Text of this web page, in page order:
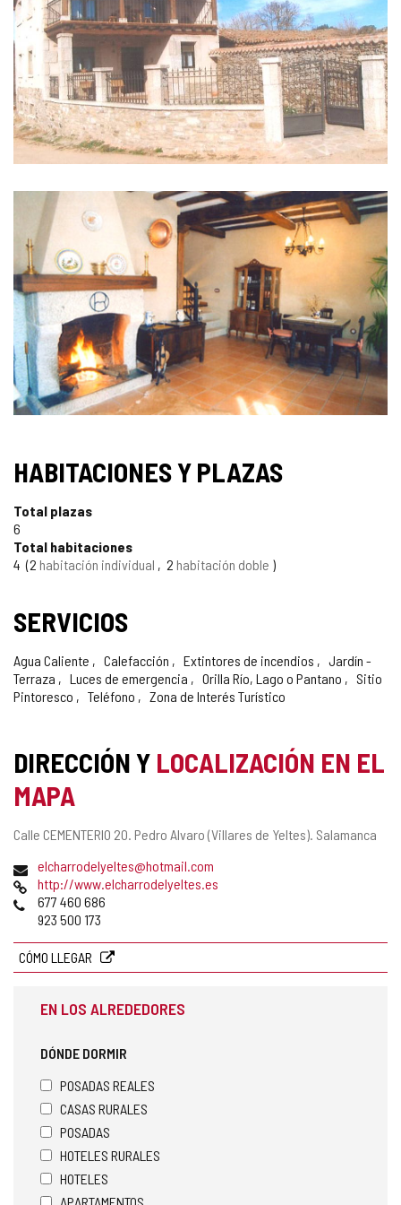
IMÁGENES
SELLO
TURISMO
DE
CONFIANZA
HABITACIONES Y PLAZAS
Total plazas
6
Total habitaciones
4 2 habitación individual 2 habitación doble
SERVICIOS
Agua Caliente Calefacción Extintores de incendios
Jardín -
Terraza
Luces de emergencia Orilla Río, Lago o Pantano
Sitio
Pintoresco
Teléfono Zona de Interés Turístico
DIRECCIÓN Y LOCALIZACIÓN EN EL
MAPA
Dirección
Calle CEMENTERIO 20. Pedro Alvaro (Villares de Yeltes). Salamanca
Dirección
de
correo
electrónico
elcharrodelyeltes@hotmail.com
Página
Web
http://www.elcharrodelyeltes.es
Teléfonos
677 460 686
923 500 173
CÓMO LLEGAR
EN LOS ALREDEDORES
DÓNDE DORMIR
POSADAS REALES
CASAS RURALES
POSADAS
HOTELES RURALES
HOTELES
APARTAMENTOS